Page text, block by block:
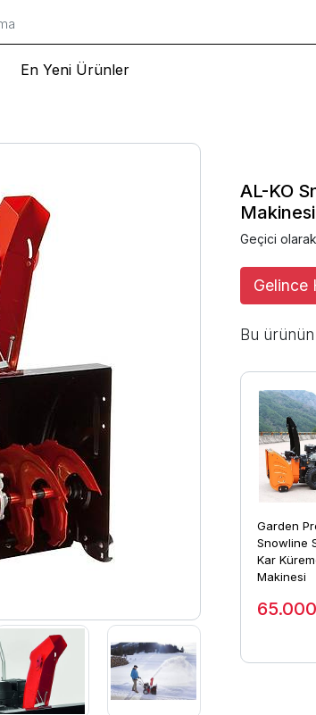
En Yeni Ürünler
AL-KO
Makinesi
Geçici
Gelince
Bu
Garden
Snowline
Kar
Makinesi